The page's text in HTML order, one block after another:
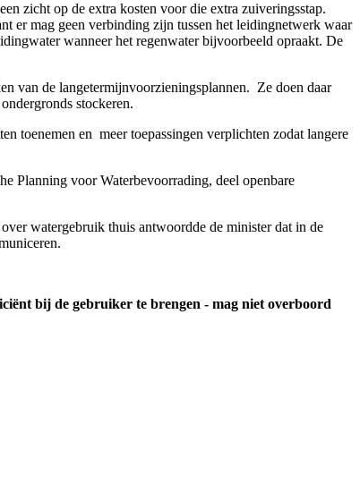
zicht op de extra kosten voor die extra zuiveringsstap.
er mag geen verbinding zijn tussen het leidingnetwerk waar
wanneer het regenwater bijvoorbeeld opraakt. De
van de langetermijnvoorzieningsplannen. Ze doen daar
stockeren.
toenemen en meer toepassingen verplichten zodat langere
Planning voor Waterbevoorrading, deel openbare
watergebruik thuis antwoordde de minister dat in de
bij de gebruiker te brengen - mag niet overboord